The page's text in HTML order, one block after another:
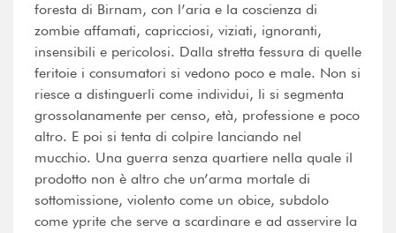
foresta di Birnam, con l’aria e la coscienza di
zombie affamati, capricciosi, viziati, ignoranti,
insensibili e pericolosi. Dalla stretta fessura di quelle
feritoie i consumatori si vedono poco e male. Non si
riesce a distinguerli come individui, li si segmenta
grossolanamente per censo, età, professione e poco
altro. E poi si tenta di colpire lanciando nel
mucchio. Una guerra senza quartiere nella quale il
prodotto non è altro che un’arma mortale di
sottomissione, violento come un obice, subdolo
come yprite che serve a scardinare e ad asservire la